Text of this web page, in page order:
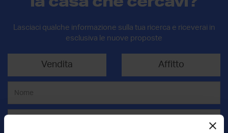
Lasciaci qualche informazione sulla tua ricerca e riceverai in
esclusiva le nuove proposte
Vendita Affitto